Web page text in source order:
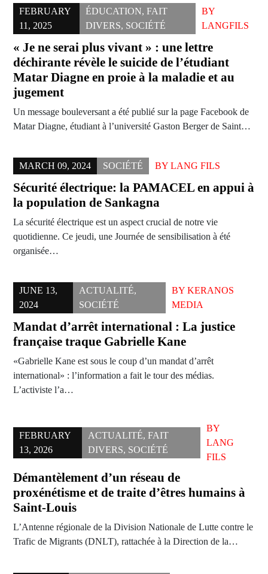
FEBRUARY
11, 2025
ÉDUCATION,FAIT
DIVERS, SOCIÉTÉ
BY
LANGFILS
« Je ne serai plus vivant » : une lettre
déchirante révèle le suicide de l’étudiant
Matar Diagne en proie à la maladie et au
jugement
Un message bouleversant a été publié sur la page Facebook de
Matar Diagne, étudiant à l’université Gaston Berger de Saint…
MARCH 09, 2024 SOCIÉTÉ BY LANG FILS
Sécurité électrique: la PAMACEL en appui à
la population de Sankagna
La sécurité électrique est un aspect crucial de notre vie
quotidienne. Ce jeudi, une Journée de sensibilisation à été
organisée…
JUNE 13,
2024
ACTUALITÉ,
SOCIÉTÉ
BY KERANOS
MEDIA
Mandat d’arrêt international : La justice
française traque Gabrielle Kane
«Gabrielle Kane est sous le coup d’un mandat d’arrêt
international» : l’information a fait le tour des médias.
L’activiste l’a…
FEBRUARY
13, 2026
ACTUALITÉ,FAIT
DIVERS, SOCIÉTÉ
BY
LANG
FILS
Démantèlement d’un réseau de
proxénétisme et de traite d’êtres humains à
Saint-Louis
L’Antenne régionale de la Division Nationale de Lutte contre le
Trafic de Migrants (DNLT), rattachée à la Direction de la…